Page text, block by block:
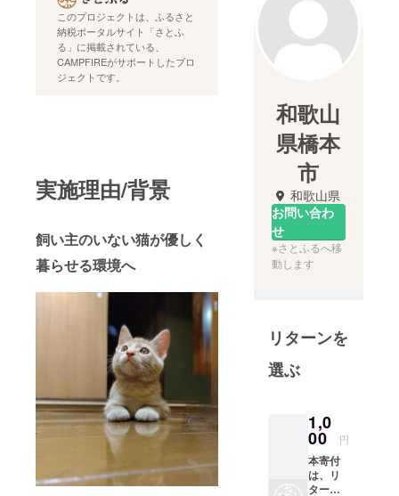
このプロジェクトは、ふるさと
納税ポータルサイト「さとふ
る」に掲載されている、
CAMPFIREがサポートしたプロ
ジェクトです。
実施理由/背景
飼い主のいない猫が優しく
暮らせる環境へ
和歌山
県橋本
市
和歌山県
お問い合わ
せ
※さとふるへ移
動します
リターンを
選ぶ
1,0
00 円
本寄付
は、リ
ターン